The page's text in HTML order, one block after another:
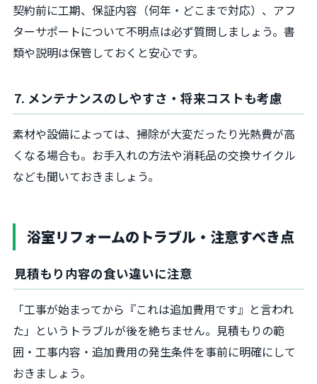
契約前に工期、保証内容（何年・どこまで対応）、アフ
ターサポートについて不明点は必ず質問しましょう。書
類や説明は保管しておくと安心です。
7. メンテナンスのしやすさ・将来コストも考慮
素材や設備によっては、掃除が大変だったり光熱費が高
くなる場合も。お手入れの方法や消耗品の交換サイクル
なども聞いておきましょう。
浴室リフォームのトラブル・注意すべき点
見積もり内容の食い違いに注意
「工事が始まってから『これは追加費用です』と言われ
た」というトラブルが後を絶ちません。見積もりの範
囲・工事内容・追加費用の発生条件を事前に明確にして
おきましょう。